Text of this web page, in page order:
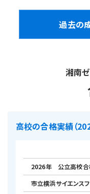
矢向中 中１ 合
※上記は総合進
■講師からのコメ
大事な1学期の成
過去の
湘南
高校の合格実績（
2026年 公立高校
市立横浜サイエンス